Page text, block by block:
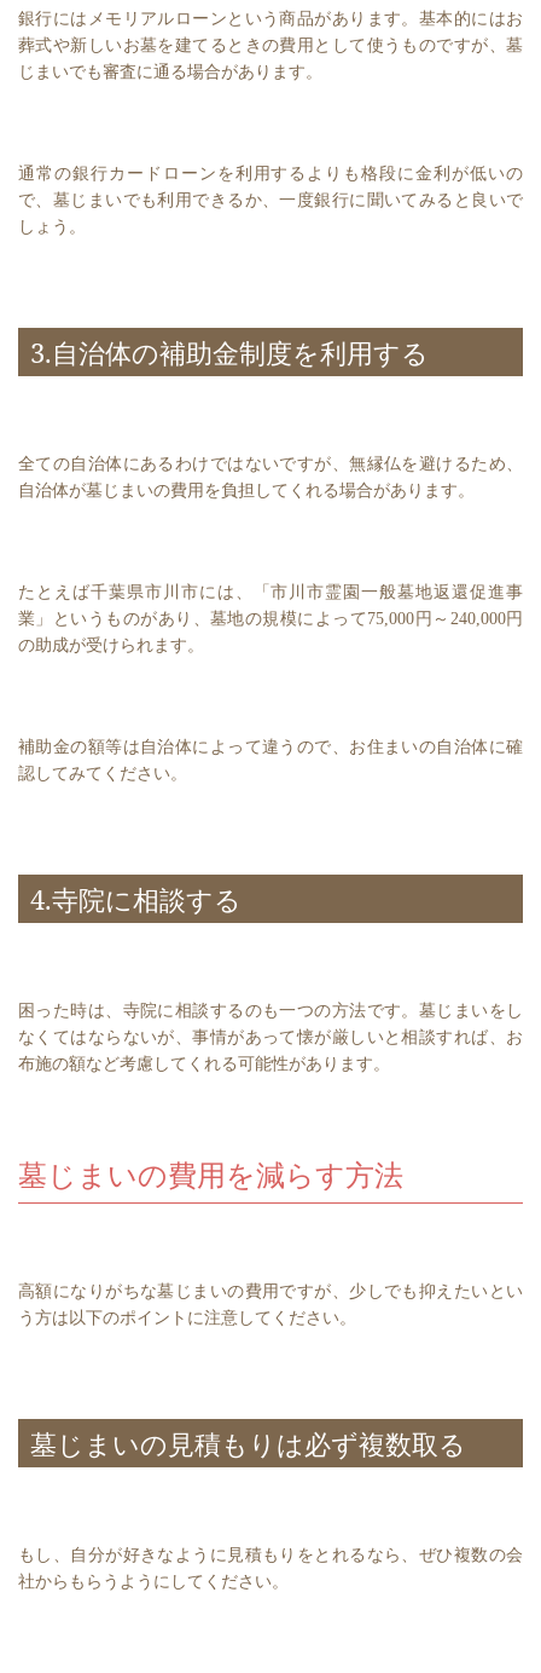
銀行にはメモリアルローンという商品があります。基本的にはお
葬式や新しいお墓を建てるときの費用として使うものですが、墓
じまいでも審査に通る場合があります。
通常の銀行カードローンを利用するよりも格段に金利が低いの
で、墓じまいでも利用できるか、一度銀行に聞いてみると良いで
しょう。
3.自治体の補助金制度を利用する
全ての自治体にあるわけではないですが、無縁仏を避けるため、
自治体が墓じまいの費用を負担してくれる場合があります。
たとえば千葉県市川市には、「市川市霊園一般墓地返還促進事
業」というものがあり、墓地の規模によって75,000円～240,000円
の助成が受けられます。
補助金の額等は自治体によって違うので、お住まいの自治体に確
認してみてください。
4.寺院に相談する
困った時は、寺院に相談するのも一つの方法です。墓じまいをし
なくてはならないが、事情があって懐が厳しいと相談すれば、お
布施の額など考慮してくれる可能性があります。
墓じまいの費用を減らす方法
高額になりがちな墓じまいの費用ですが、少しでも抑えたいとい
う方は以下のポイントに注意してください。
墓じまいの見積もりは必ず複数取る
もし、自分が好きなように見積もりをとれるなら、ぜひ複数の会
社からもらうようにしてください。